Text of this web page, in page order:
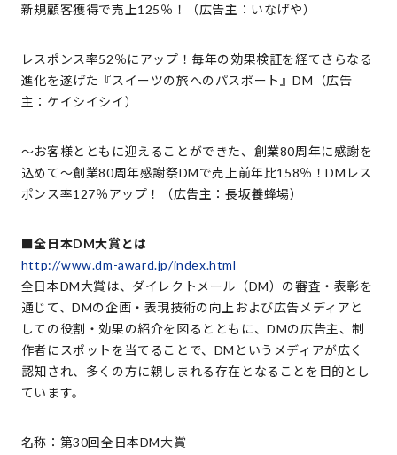
新規顧客獲得で売上125％！（広告主：いなげや）
レスポンス率52％にアップ！毎年の効果検証を経てさらなる
進化を遂げた『スイーツの旅へのパスポート』DM（広告
主：ケイシイシイ）
～お客様とともに迎えることができた、創業80周年に感謝を
込めて～創業80周年感謝祭DMで売上前年比158％！DMレス
ポンス率127％アップ！（広告主：長坂養蜂場）
■全日本DM大賞とは
http://www.dm-award.jp/index.html
全日本DM大賞は、ダイレクトメール（DM）の審査・表彰を
通じて、DMの企画・表現技術の向上および広告メディアと
しての役割・効果の紹介を図るとともに、DMの広告主、制
作者にスポットを当てることで、DMというメディアが広く
認知され、多くの方に親しまれる存在となることを目的とし
ています。
名称：第30回全日本DM大賞